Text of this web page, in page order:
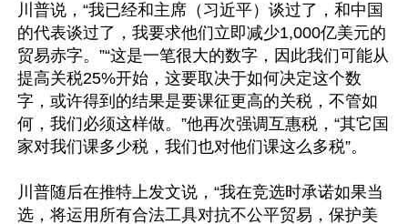
川普说，“我已经和主席（习近平）谈过了，和中国
的代表谈过了，我要求他们立即减少1,000亿美元的
贸易赤字。”“这是一笔很大的数字，因此我们可能从
提高关税25%开始，这要取决于如何决定这个数
字，或许得到的结果是要课征更高的关税，不管如
何，我们必须这样做。”他再次强调互惠税，“其它国
家对我们课多少税，我们也对他们课这么多税”。
川普随后在推特上发文说，“我在竞选时承诺如果当
选，将运用所有合法工具对抗不公平贸易，保护美